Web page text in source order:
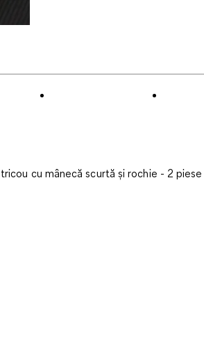
cu mânecă scurtă și rochie - 2 piese